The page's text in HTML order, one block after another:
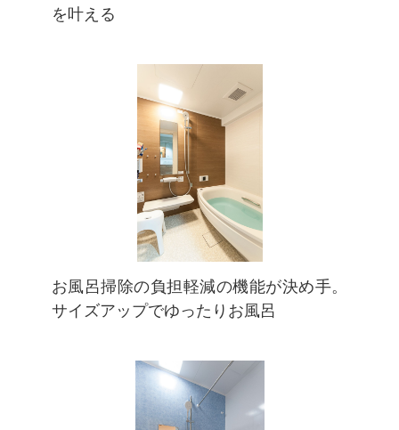
を叶える
お風呂掃除の負担軽減の機能が決め手。
サイズアップでゆったりお風呂